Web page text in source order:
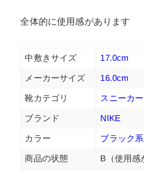
全体的に使用感があります
中敷きサイズ 17.0cm
メーカーサイズ 16.0cm
靴カテゴリ スニーカー
ブランド NIKE
カラー ブラック系
商品の状態 B（使用感